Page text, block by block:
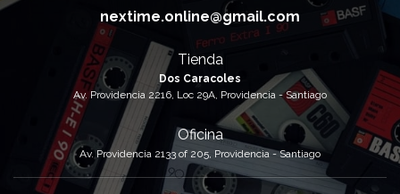
nextime.online@gmail.com
Tienda
Dos Caracoles
Av. Providencia 2216, Loc 29A, Providencia - Santiago
Oficina
Av. Providencia 2133 of 205, Providencia - Santiago